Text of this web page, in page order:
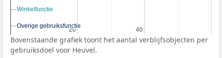
20
20 40
40
Winkelfunctie
Winkelfunctie
Overige gebruiksfunctie
Overige gebruiksfunctie
Bovenstaande grafiek toont het aantal verblijfsobjecten per
gebruiksdoel voor Heuvel.